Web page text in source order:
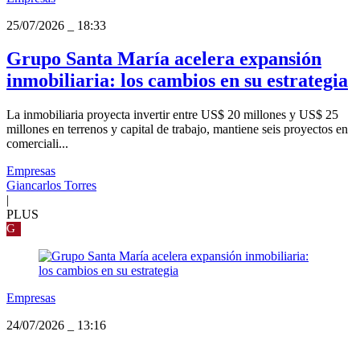
25/07/2026
18:33
Grupo Santa María acelera expansión
inmobiliaria: los cambios en su estrategia
La inmobiliaria proyecta invertir entre US$ 20 millones y US$ 25
millones en terrenos y capital de trabajo, mantiene seis proyectos en
comerciali...
Empresas
Giancarlos Torres
|
PLUS
G
Empresas
24/07/2026
13:16